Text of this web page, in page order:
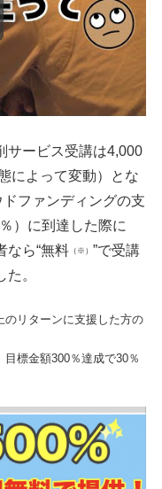
サービス受講は4,000
によって変動）とな
ファンディングの支
）に到達した際に
なら“無料 （※）”で受講
。
リターンに支援した方の
目標金額300％達成で30％